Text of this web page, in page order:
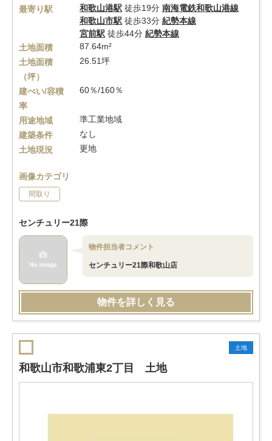
最寄り駅
和歌山港駅 徒歩19分 南海電鉄和歌山港線
和歌山市駅 徒歩33分 紀勢本線
宮前駅 徒歩44分 紀勢本線
土地面積
87.64m²
土地面積
（坪）
26.51坪
建ぺい/容積
率
60％/160％
用途地域
準工業地域
建築条件
なし
土地現況
更地
画像カテゴリ
間取り
センチュリー21際
物件担当者コメント
センチュリー21際和歌山店
物件を詳しく見る
土地
和歌山市和歌浦東2丁目 土地